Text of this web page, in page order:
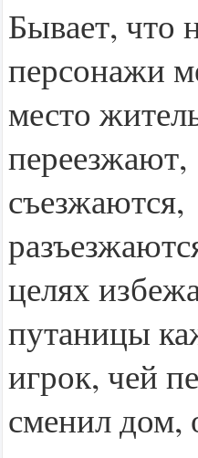
Бывает, что
персонажи
место
переезжают,
съезжаются,
целях
путаницы
игрок, чей
сменил дом,